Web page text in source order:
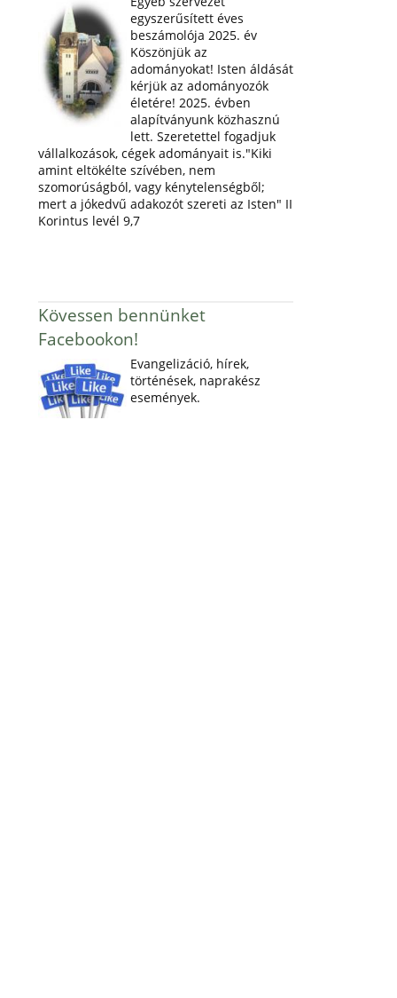
egyszerűsített éves
beszámolója 2025. év
Köszönjük az
adományokat! Isten áldását
kérjük az adományozók
életére! 2025. évben
alapítványunk közhasznú
lett. Szeretettel fogadjuk
vállalkozások, cégek adományait is."Kiki
amint eltökélte szívében, nem
szomorúságból, vagy kénytelenségből;
mert a jókedvű adakozót szereti az Isten" II
Korintus levél 9,7
Kövessen bennünket
Facebookon!
Evangelizáció, hírek,
történések, naprakész
események.